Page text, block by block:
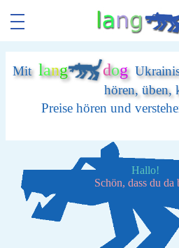
Mit lang dog
hören, üben,
Preise hören und
Hallo!
Schön, dass du da